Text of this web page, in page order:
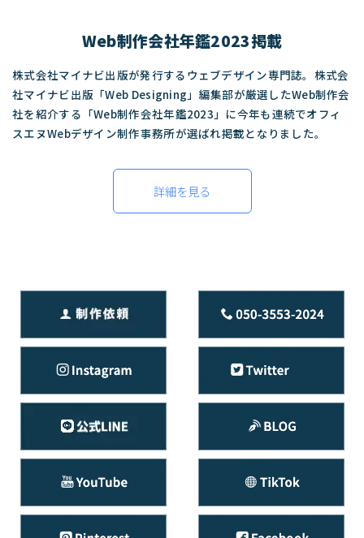
Web制作会社年鑑2023掲載
株式会社マイナビ出版が発行するウェブデザイン専門誌。株式会
社マイナビ出版「Web Designing」編集部が厳選したWeb制作会
社を紹介する「Web制作会社年鑑2023」に今年も連続でオフィ
スエヌWebデザイン制作事務所が選ばれ掲載となりました。
詳細を見る